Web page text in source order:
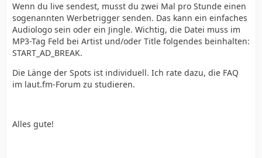
Wenn du live sendest, musst du zwei Mal pro Stunde einen
sogenannten Werbetrigger senden. Das kann ein einfaches
Audiologo sein oder ein Jingle. Wichtig, die Datei muss im
MP3-Tag Feld bei Artist und/oder Title folgendes beinhalten:
START_AD_BREAK.
Die Länge der Spots ist individuell. Ich rate dazu, die FAQ
im laut.fm-Forum zu studieren.
Alles gute!